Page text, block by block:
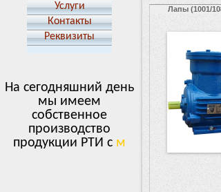
Услуги
Контакты
Реквизиты
На сегодняшний день
мы имеем
собственное
производство
продукции РТИ с мно
Лапы (1001/